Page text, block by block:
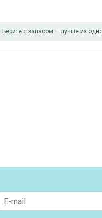
с запасом — лучше из